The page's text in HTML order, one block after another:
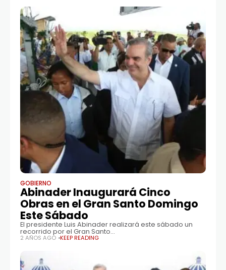
por el gobernante incluyen
GOBIERNO
Abinader Inaugurará Cinco
Obras en el Gran Santo Domingo
Este Sábado
El presidente Luis Abinader realizará este sábado un
recorrido por el Gran Santo
Domingo donde encabezará la inauguración de cinco
2 AÑOS AGO KEEP READING